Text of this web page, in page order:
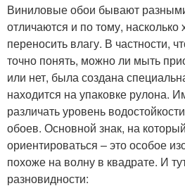
Виниловые обои бывают
отличаются и по тому,
переносить влагу. В частности,
точно понять, можно ли мыть
или нет, была создана
находится на упаковке рулона.
различать уровень
обоев. Основной знак, на
ориентироваться – это особое
похоже на волну в квадрате. И
разновидности: